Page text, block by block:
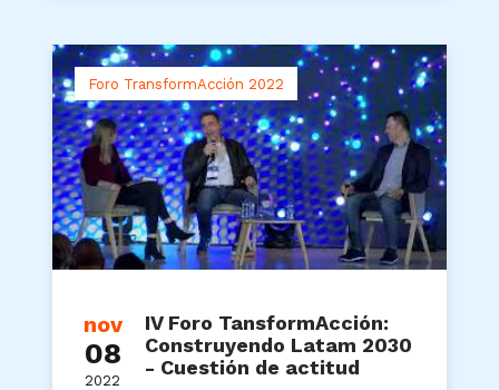
nov
08
2022
Foro TransformAcción 2022
IV Foro TansformAcción:
Construyendo Latam 2030
- Cuestión de actitud